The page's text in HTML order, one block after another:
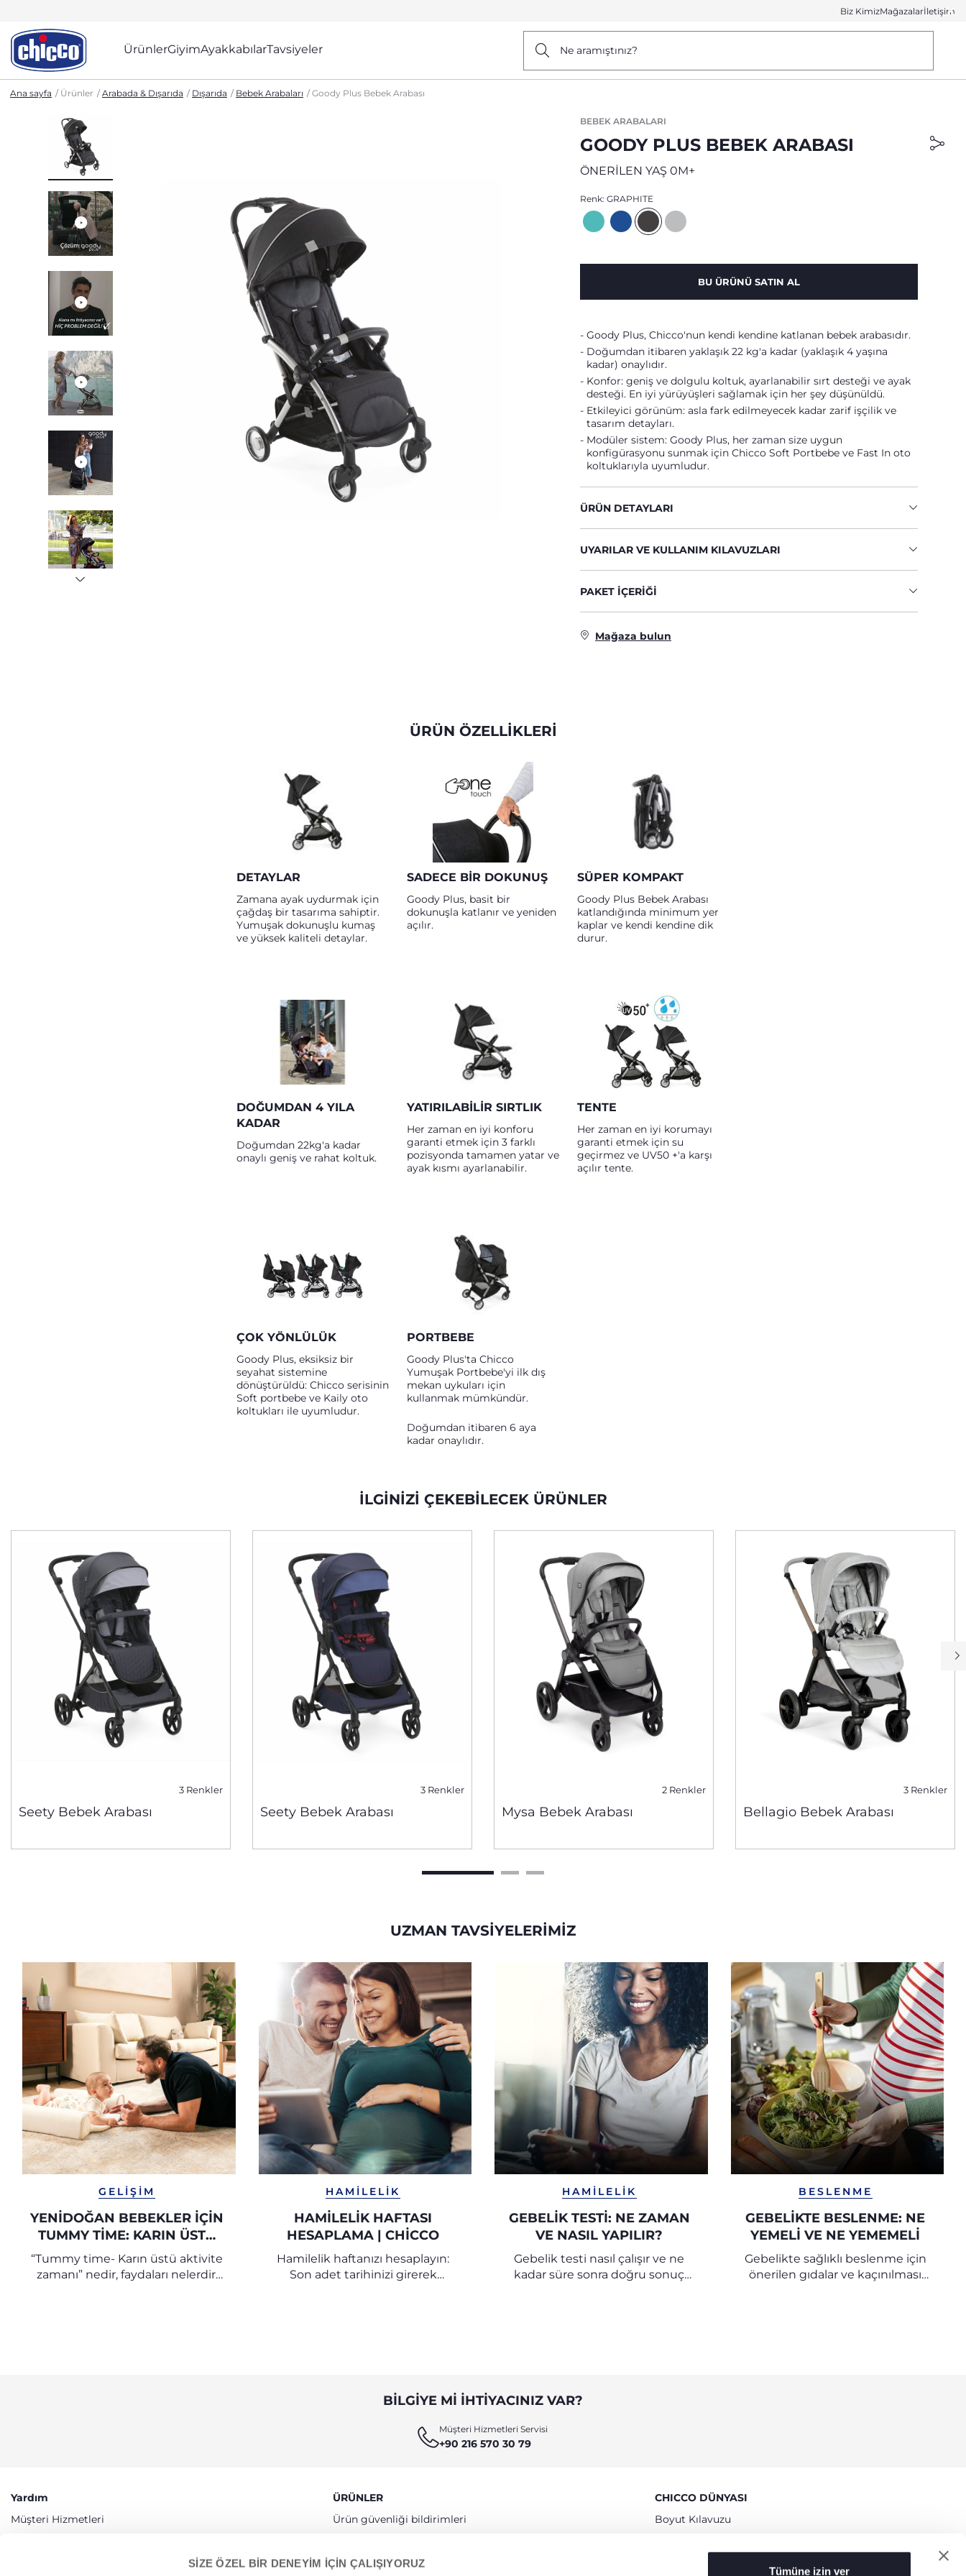
SİZE ÖZEL BİR DENEYİM İÇİN ÇALIŞIYORUZ
Tümüne izin ver
Biz KimizMağazalarİletişim
ÜrünlerGiyimAyakkabılarTavsiyeler Ne aramıştınız?
Ana sayfa Ürünler Arabada & Dışarıda Dışarıda Bebek Arabaları Goody Plus Bebek Arabası
BEBEK ARABALARI
GOODY PLUS BEBEK ARABASI
ÖNERİLEN YAŞ 0M+
Renk: GRAPHITE
BU ÜRÜNÜ SATIN AL
Goody Plus, Chicco'nun kendi kendine katlanan bebek arabasıdır.
Doğumdan itibaren yaklaşık 22 kg'a kadar (yaklaşık 4 yaşına
kadar) onaylıdır.
Konfor: geniş ve dolgulu koltuk, ayarlanabilir sırt desteği ve ayak
desteği. En iyi yürüyüşleri sağlamak için her şey düşünüldü.
Etkileyici görünüm: asla fark edilmeyecek kadar zarif işçilik ve
tasarım detayları.
Modüler sistem: Goody Plus, her zaman size uygun
konfigürasyonu sunmak için Chicco Soft Portbebe ve Fast In oto
koltuklarıyla uyumludur.
ÜRÜN DETAYLARI
UYARILAR VE KULLANIM KILAVUZLARI
PAKET IÇERIĞI
Mağaza bulun
ÜRÜN ÖZELLİKLERİ
DETAYLAR
Zamana ayak uydurmak için
çağdaş bir tasarıma sahiptir.
Yumuşak dokunuşlu kumaş
ve yüksek kaliteli detaylar.
SADECE BIR DOKUNUŞ
Goody Plus, basit bir
dokunuşla katlanır ve yeniden
açılır.
SÜPER KOMPAKT
Goody Plus Bebek Arabası
katlandığında minimum yer
kaplar ve kendi kendine dik
durur.
DOĞUMDAN 4 YILA
KADAR
Doğumdan 22kg'a kadar
onaylı geniş ve rahat koltuk.
YATIRILABILIR SIRTLIK
Her zaman en iyi konforu
garanti etmek için 3 farklı
pozisyonda tamamen yatar ve
ayak kısmı ayarlanabilir.
TENTE
Her zaman en iyi korumayı
garanti etmek için su
geçirmez ve UV50 +'a karşı
açılır tente.
ÇOK YÖNLÜLÜK
Goody Plus, eksiksiz bir
seyahat sistemine
dönüştürüldü: Chicco serisinin
Soft portbebe ve Kaily oto
koltukları ile uyumludur.
PORTBEBE
Goody Plus'ta Chicco
Yumuşak Portbebe'yi ilk dış
mekan uykuları için
kullanmak mümkündür.
Doğumdan itibaren 6 aya
kadar onaylıdır.
İLGINIZI ÇEKEBILECEK ÜRÜNLER
3 Renkler
Seety Bebek Arabası
3 Renkler
Seety Bebek Arabası
2 Renkler
Mysa Bebek Arabası
3 Renkler
Bellagio Bebek Arabası
UZMAN TAVSIYELERIMIZ
GELIŞIM
YENIDOĞAN BEBEKLER İÇIN
TUMMY TIME: KARIN ÜSTÜ
EGZERSIZLERI
“Tummy time- Karın üstü aktivite
zamanı” nedir, faydaları nelerdir,
HAMILELIK
HAMILELIK HAFTASI
HESAPLAMA | CHICCO
Hamilelik haftanızı hesaplayın:
Son adet tarihinizi girerek
HAMILELIK
GEBELİK TESTİ: NE ZAMAN
VE NASIL YAPILIR?
Gebelik testi nasıl çalışır ve ne
kadar süre sonra doğru sonuç
BESLENME
GEBELIKTE BESLENME: NE
YEMELI VE NE YEMEMELI
Gebelikte sağlıklı beslenme için
önerilen gıdalar ve kaçınılması
BILGIYE MI IHTIYACINIZ VAR?
Müşteri Hizmetleri Servisi
+90 216 570 30 79
Yardım
Müşteri Hizmetleri
ÜRÜNLER
Ürün güvenliği bildirimleri
CHICCO DÜNYASI
Boyut Kılavuzu
Mağazalarımız